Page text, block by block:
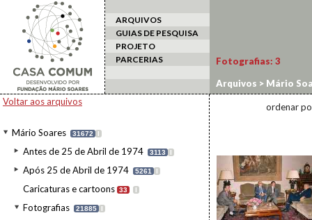
ARQUIVOS
GUIAS DE PESQUISA
PROJETO
PARCERIAS
Voltar aos arquivos
Mário Soares 31672 I
Antes de 25 de Abril de 1974 3113 I
Após 25 de Abril de 1974 5261 I
Caricaturas e cartoons 33 I
Fotografias 21885 I
Fotografias: 3
Arquivos > Mário
ordenar